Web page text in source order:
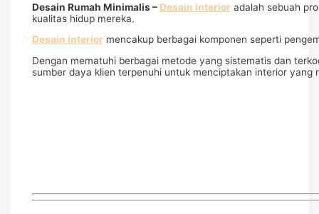
Desain Rumah Minimalis – Desain interioradalah sebuah
kualitas hidup mereka.
Desain interiormencakup berbagai komponen seperti
Dengan mematuhi berbagai metode yang sistematis dan
sumber daya klien terpenuhi untuk menciptakan interior yang